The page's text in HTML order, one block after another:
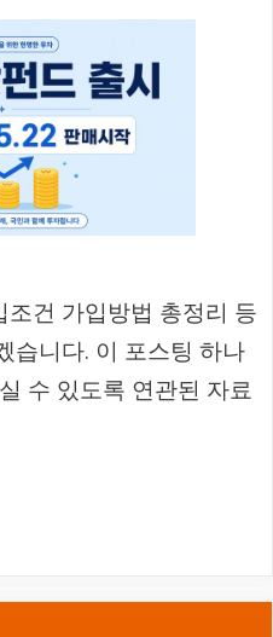
건 가입방법 총정리 등
습니다. 이 포스팅 하나
수 있도록 연관된 자료